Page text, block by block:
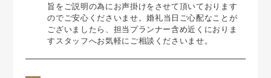
旨をご説明の為にお声掛けをさせて頂いております
のでご安心くださいませ。婚礼当日ご心配なことが
ございましたら、担当プランナー含め近くにおりま
すスタッフへお気軽にご相談くださいませ。